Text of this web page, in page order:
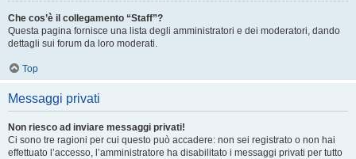
Che cos’è il collegamento “Staff”?
Questa pagina fornisce una lista degli amministratori e dei moderatori, dando
dettagli sui forum da loro moderati.
Top
Messaggi privati
Non riesco ad inviare messaggi privati!
Ci sono tre ragioni per cui questo può accadere: non sei registrato o non hai
effettuato l’accesso, l’amministratore ha disabilitato i messaggi privati per tutto